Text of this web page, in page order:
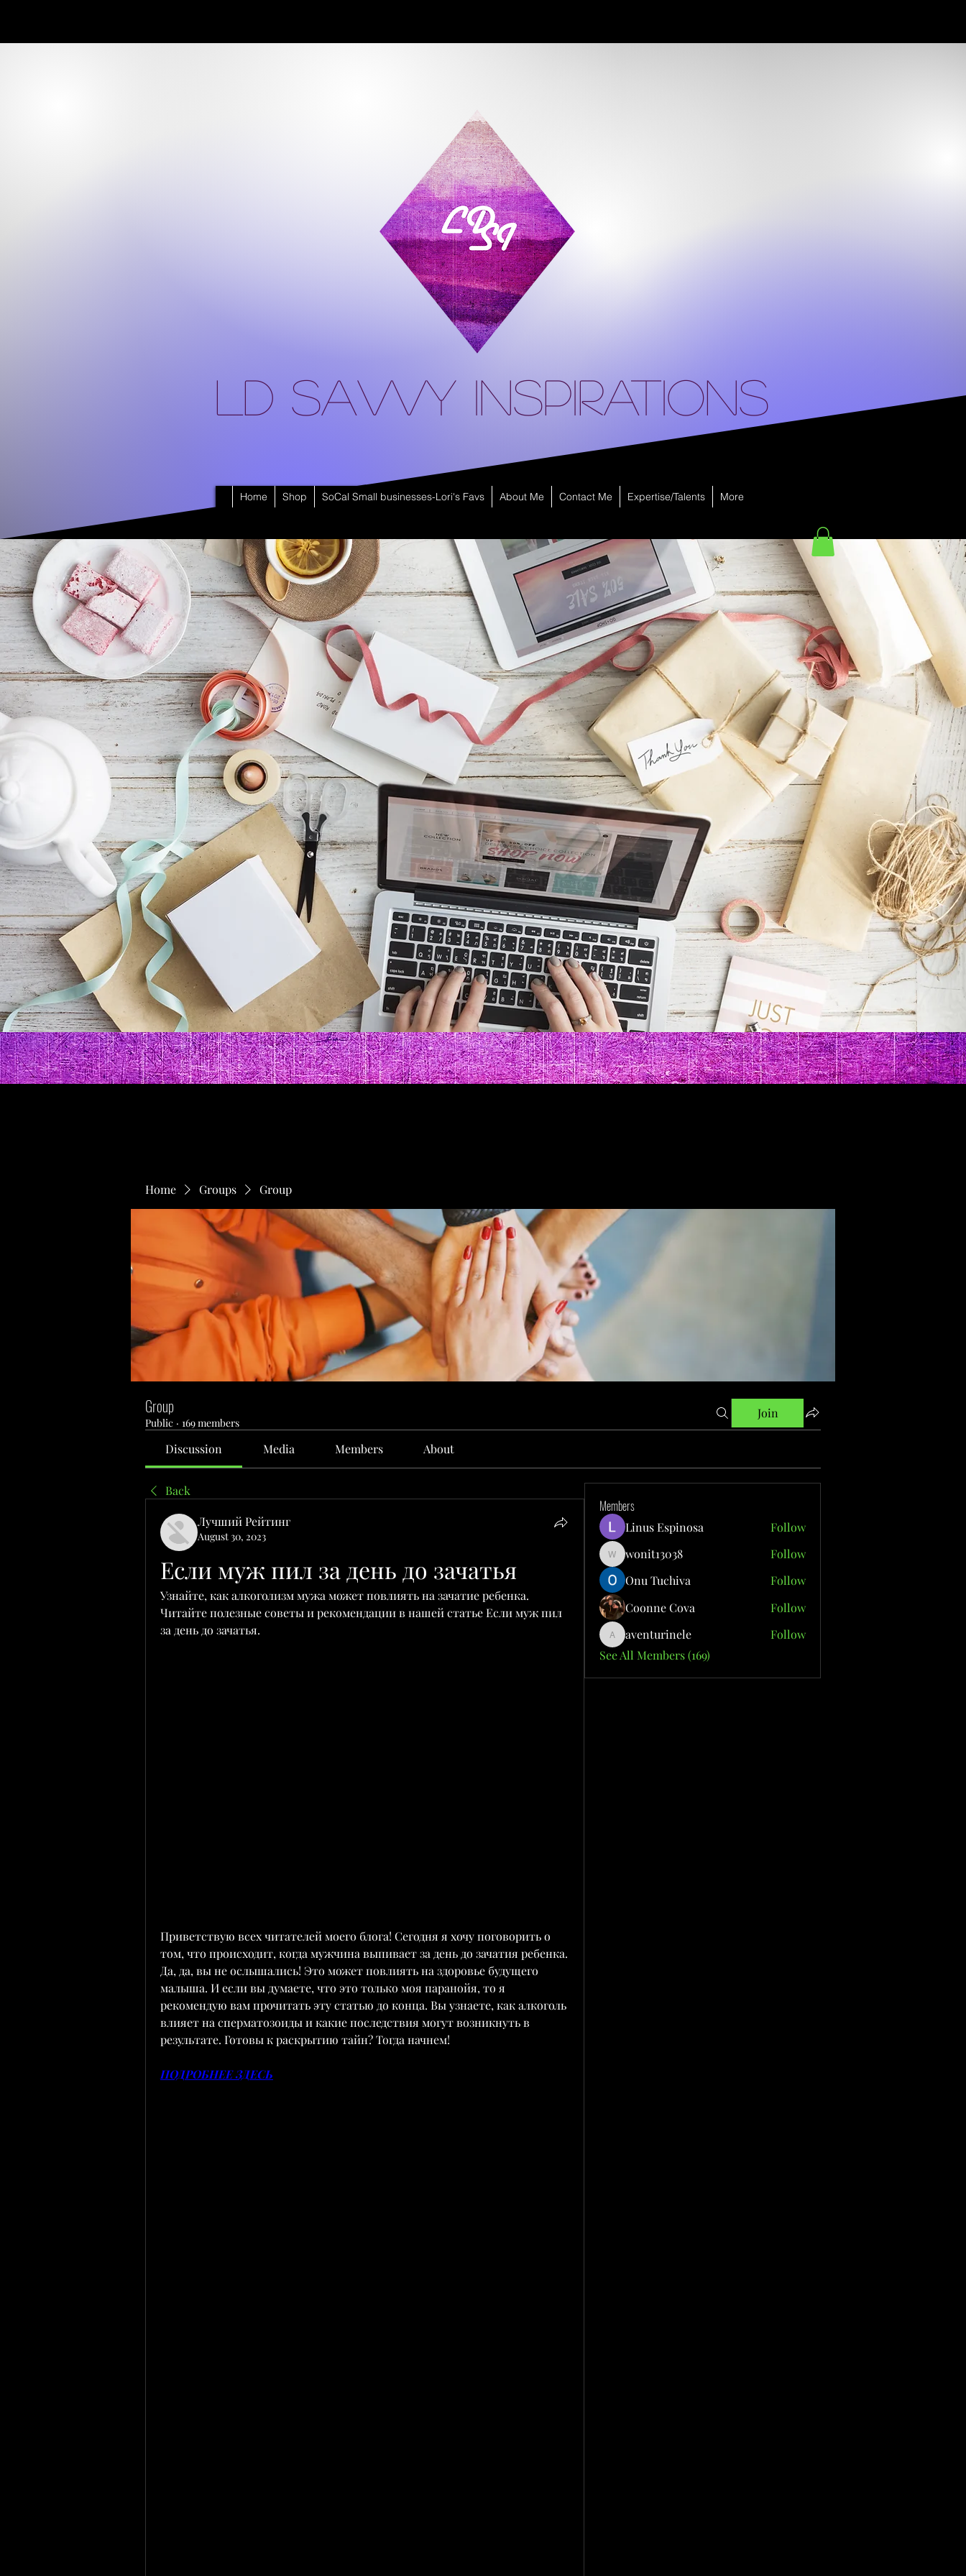
LD Savvy Inspirations
Home Shop SoCal Small businesses-Lori's Favs About Me Contact Me Expertise/Talents More
Home Groups Group
Group
Public · 169 members
Join
Discussion Media Members About
Back
Лучший Рейтинг
August 30, 2023
Если муж пил за день до зачатья
Узнайте, как алкоголизм мужа может повлиять на зачатие ребенка.
Читайте полезные советы и рекомендации в нашей статье Если муж пил
за день до зачатья.
Приветствую всех читателей моего блога! Сегодня я хочу поговорить о
том, что происходит, когда мужчина выпивает за день до зачатия ребенка.
Да, да, вы не ослышались! Это может повлиять на здоровье будущего
малыша. И если вы думаете, что это только моя паранойя, то я
рекомендую вам прочитать эту статью до конца. Вы узнаете, как алкоголь
влияет на сперматозоиды и какие последствия могут возникнуть в
результате. Готовы к раскрытию тайн? Тогда начнем!
ПОДРОБНЕЕ ЗДЕСЬ
Members
Linus Espinosa Follow
wonit13038
wonit13038
Follow
Onu Tuchiva
Follow
Coonne Cova
Follow
aventurinele
aventurinele
Follow
See All Members (169)